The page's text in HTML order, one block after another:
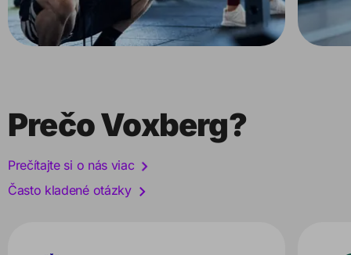
Prečo Voxberg?
Prečítajte si o nás viac
Často kladené otázky